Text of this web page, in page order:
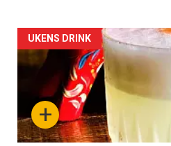
Forsiden
akkurat
nå
-
+
UKENS DRINK